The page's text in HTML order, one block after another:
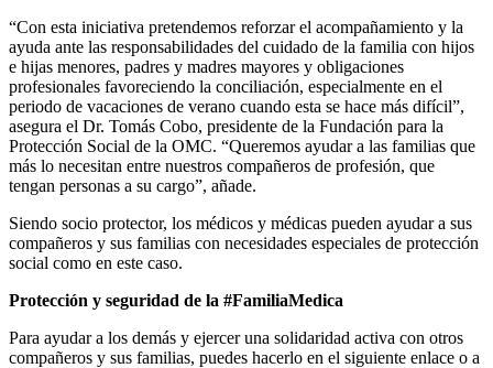
“Con esta iniciativa pretendemos reforzar el acompañamiento y la
ayuda ante las responsabilidades del cuidado de la familia con hijos
e hijas menores, padres y madres mayores y obligaciones
profesionales favoreciendo la conciliación, especialmente en el
periodo de vacaciones de verano cuando esta se hace más difícil”,
asegura el Dr. Tomás Cobo, presidente de la Fundación para la
Protección Social de la OMC. “Queremos ayudar a las familias que
más lo necesitan entre nuestros compañeros de profesión, que
tengan personas a su cargo”, añade.
Siendo socio protector, los médicos y médicas pueden ayudar a sus
compañeros y sus familias con necesidades especiales de protección
social como en este caso.
Protección y seguridad de la #FamiliaMedica
Para ayudar a los demás y ejercer una solidaridad activa con otros
compañeros y sus familias, puedes hacerlo en el siguiente enlace o a